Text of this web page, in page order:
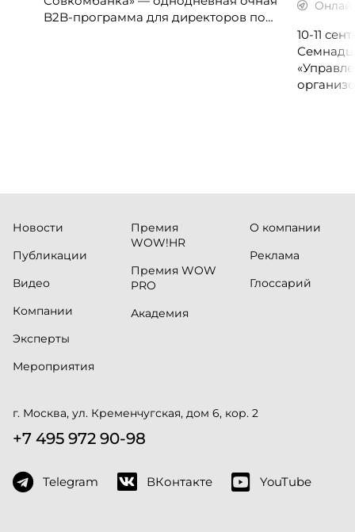
B2B-программа для директоров по
10-11
Новости
Публикации
Видео
Компании
Эксперты
Мероприятия
Премия
WOW!HR
Премия WOW
PRO
Академия
О компании
Реклама
Глоссарий
г. Москва, ул. Кременчугская, дом 6, кор. 2
+7 495 972 90-98
Telegram ВКонтакте YouTube